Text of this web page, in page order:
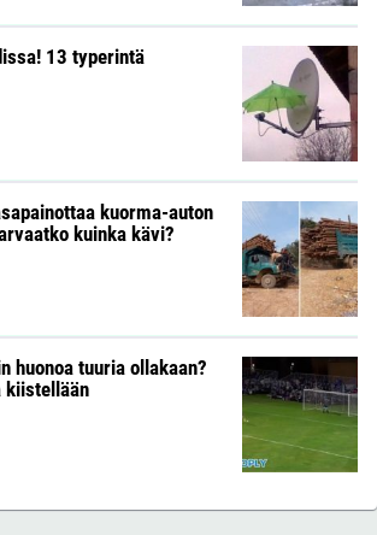
13 typerintä
kuorma-auton
kuinka kävi?
huonoa tuuria ollakaan?
kiistellään